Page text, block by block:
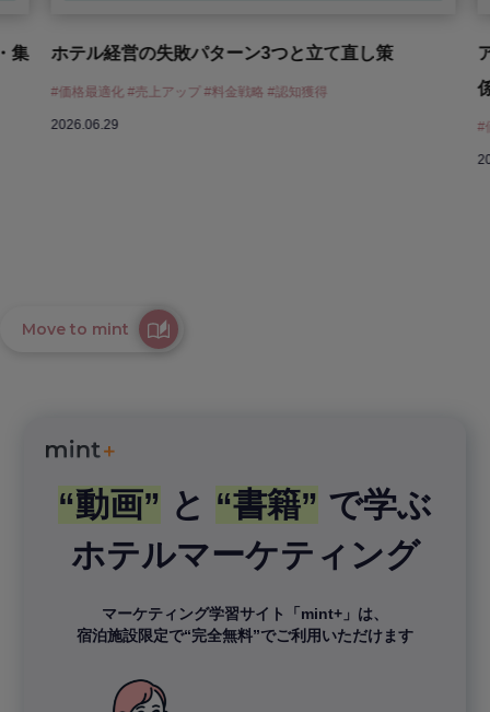
ホテル経営の失敗パターン3つと立て直し策
#価格最適化 #売上アップ #料金戦略 #認知獲得
2026.06.29
アロ
係を
#価格
Move to mint
“動画” と “書籍” で学ぶ
ホテルマーケティング
マーケティング学習サイト「mint+」は、
宿泊施設限定で“完全無料”でご利用いただけます